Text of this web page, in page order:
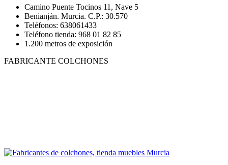
Camino Puente Tocinos 11, Nave 5
Benianján. Murcia. C.P.: 30.570
Teléfonos: 638061433
Teléfono tienda: 968 01 82 85
1.200 metros de exposición
FABRICANTE COLCHONES